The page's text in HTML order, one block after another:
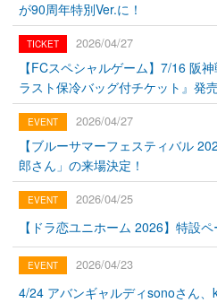
が90周年特別Ver.に！
2026/04/27
【FCスペシャルゲーム】7/16 阪
ラスト保冷バッグ付チケット』発
2026/04/27
【ブルーサマーフェスティバル
郎さん」の来場決定！
2026/04/25
【ドラ恋ユニホーム 2026】特設
2026/04/23
4/24 アバンギャルディsonoさん、